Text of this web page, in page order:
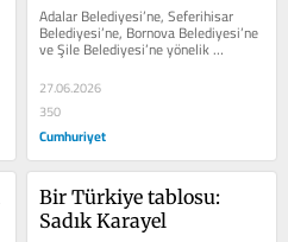
Adalar Belediyesi’ne, Seferihisar
Belediyesi’ne, Bornova Belediyesi’ne
ve Şile Belediyesi’ne yönelik
gerçekleştirilen operasyonları...
27.06.2026
350
Cumhuriyet
Bir Türkiye tablosu:
Sadık Karayel